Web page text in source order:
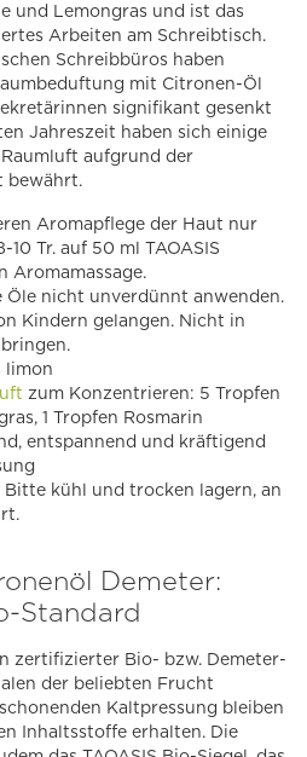
und Lemongras und ist das
Arbeiten am Schreibtisch.
Schreibbüros haben
mit Citronen-Öl
signifikant gesenkt
Jahreszeit haben sich einige
aufgrund der
bewährt.
Aromapflege der Haut nur
Tr. auf 50 ml TAOASIS
Aromamassage.
Öle nicht unverdünnt anwenden.
Kindern gelangen. Nicht in
limon
zum Konzentrieren: 5 Tropfen
1 Tropfen Rosmarin
entspannend und kräftigend
Bitte kühl und trocken lagern, an
Demeter:
Standard
zertifizierter Bio- bzw. Demeter-
der beliebten Frucht
Kaltpressung bleiben
Inhaltsstoffe erhalten. Die